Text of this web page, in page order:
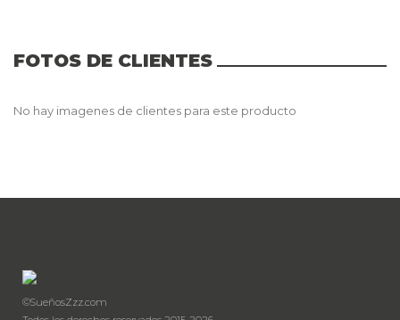
FOTOS DE CLIENTES
No hay imagenes de clientes para este producto
©SueñosZzz.com